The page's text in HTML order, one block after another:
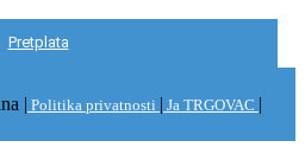
Pretplata
| Politika privatnosti | Ja TRGOVAC |